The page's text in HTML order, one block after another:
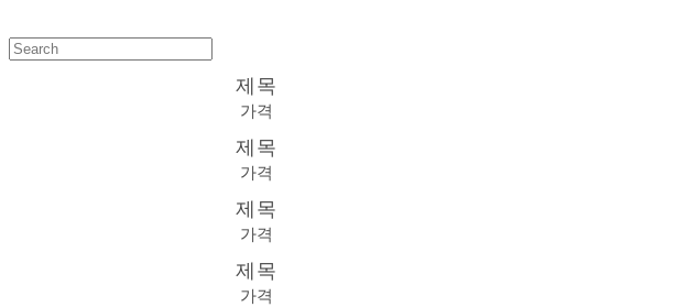
제목
가격
제목
가격
제목
가격
제목
가격